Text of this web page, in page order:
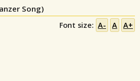
Song)
Font size: A- A A+